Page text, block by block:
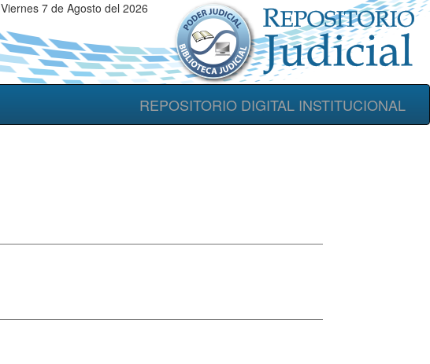
Viernes 7 de Agosto del 2026
REPOSITORIO DIGITAL INSTITUCIONAL